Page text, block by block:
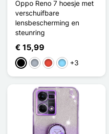
Oppo Reno 7 hoesje met
verschuifbare
lensbescherming en
steunring
€ 15,99
ZwartGrijsRoodLicht Blauw
+3